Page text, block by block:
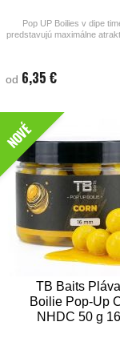
Pop UP Boilies v dipe
predstavujú maximálne
boilies intenzívnym
rýchle zábery, preteky aj
Veľkosť balenia : 11mm
od 6,35 €
NOVÉ
TB Baits
Boilie Pop-Up
NHDC 50 g